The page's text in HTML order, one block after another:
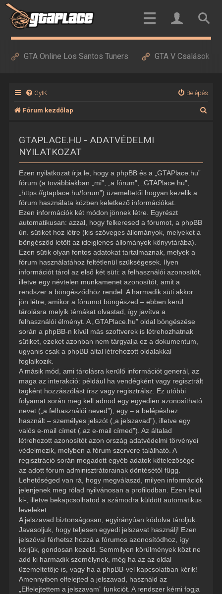
GTA Online Los Santos Tuners GTA V Csalások
GyIK Belépés
Fórum kezdőlap
GTAPLACE.HU - ADATVÉDELMI
NYILATKOZAT
Ezen nyilatkozat írja le, hogy a phpBB és a „GTAPlace.hu”
fórum (a továbbiakban „mi”, „a fórum”, „GTAPlace.hu”,
„https://gtaplace.hu/forum”) üzemeltetői hogyan kezelik a
fórum használata közben keletkező információkat.
Ezen információk két módon jönnek létre. Egyrészt
automatikusan: azzal, hogy felkeresed a fórumot, a phpBB
ún. sütiket hoz létre (kis szöveges állományok, melyeket a
böngésződ letölt az ideiglenes állományok könyvtárába).
Ezen sütik olyan fontos adatokat tartalmaznak, melyek a
fórum használatához feltétlenül szükségesek. Ilyen
információt tárol az első két süti: a felhasználói azonosítót,
illetve egy névtelen munkamenet azonosítót, amit a
rendszer a böngésződhöz rendel. A harmadik süti akkor
jön létre, amikor a fórumot böngészed – ebben kerül
tárolásra melyik témákat olvastad, így javítva a
felhasználói élményt. A „GTAPlace.hu” oldal böngészése
során a phpBB-n kívül más szoftverek is létrehozhatnak
sütiket, ezeket azonban nem tárgyalja ez a dokumentum,
ugyanis csak a phpBB által létrehozott oldalakkal
foglalkozik.
A másik mód, ami tárolásra kerülő információt generál, az
maga az interakció: például ha vendégként vagy regisztrált
tagként hozzászólást írsz vagy regisztrálsz. Ez utóbbi
folyamat során meg kell adnod egy egyedien azonosítható
nevet („a felhasználói neved”), egy – a belépéshez
használt – személyes jelszót („a jelszavad”), illetve egy
valós e-mail címet („az e-mail címed”). Az általad
létrehozott azonosítót azon ország adatvédelmi törvényei
védelmezik, melyben a fórum szervere található. A
regisztráció során megadott egyéb adatok kötelezősége
az adott fórum adminisztrátorainak döntésétől függ.
Lehetőséged van rá, hogy megválaszd, milyen információk
jelenjenek meg rólad nyilvánosan a profilodban. Ezen felül
ki-, illetve bekapcsolhatod a számodra küldött automatikus
leveleket.
A jelszavad biztonságosan, egyirányúan kódolva tároljuk.
Javasoljuk, hogy teljesen egyedi jelszavat használj! Ezen
jelszóval férhetsz hozzá a fórumos azonosítódhoz, így
kérjük, gondosan kezeld. Semmilyen körülmények közt ne
add ki harmadik személynek, még ha az az oldal
üzemeltetője is, vagy ha a phpBB-vel kapcsolatban kérik!
Amennyiben elfelejted a jelszavad, használd az
„Elfelejtettem a jelszavam” funkciót. A rendszer kérni fogja